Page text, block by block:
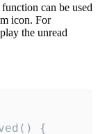
can be used
icon. For
the unread
{